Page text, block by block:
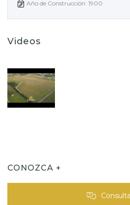
Año de Construcción: 1900
Videos
CONOZCA +